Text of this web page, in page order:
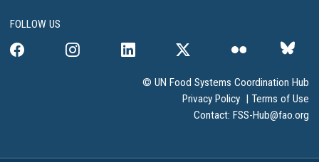
FOLLOW US
© UN Food Systems Coordination Hub
Privacy Policy | Terms of Use
Contact: FSS-Hub@fao.org